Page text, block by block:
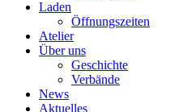
Laden
Öffnungszeiten
Atelier
Über uns
Geschichte
Verbände
News
Aktuelles